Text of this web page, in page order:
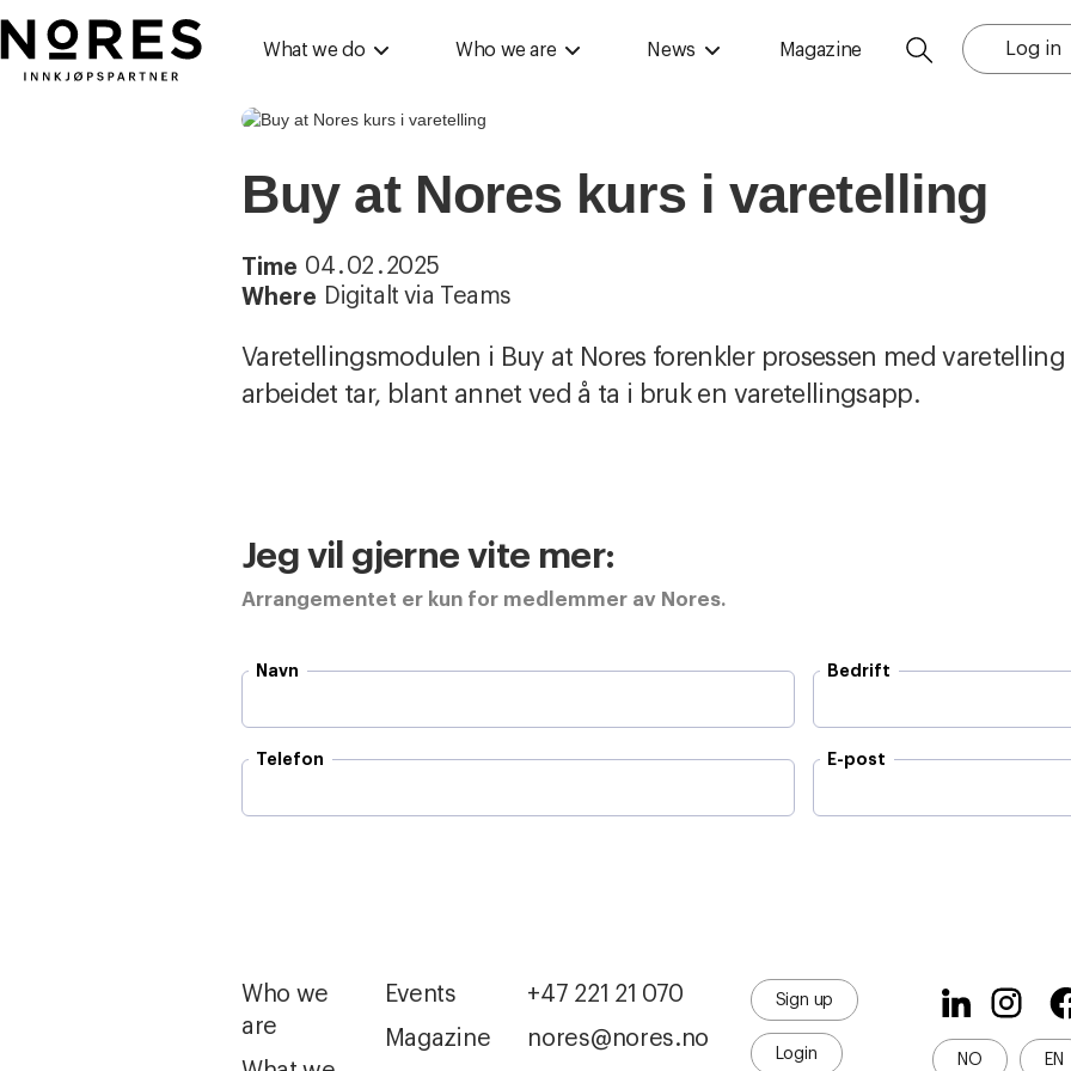
Buy at Nores kurs i varetelling
Time 04 . 02 . 2025
Where Digitalt via Teams
Varetellingsmodulen i Buy at Nores forenkler prosessen med
arbeidet tar, blant annet ved å ta i bruk en varetellingsapp.
Jeg vil gjerne vite mer:
Arrangementet er kun for medlemmer av Nores.
Navn Bedrift
Telefon E-post
Nores
What we do Who we are News Magazine Log in
Who we
are
Events
Magazine
+47 221 21 070
nores@nores.no
Sign up
Login NO EN